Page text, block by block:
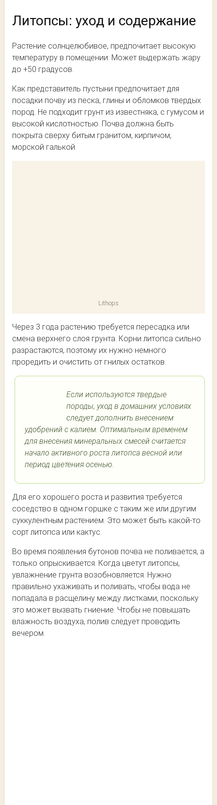
Литопсы: уход и содержание
Растение солнцелюбивое, предпочитает высокую
температуру в помещении. Может выдержать жару
до +50 градусов.
Как представитель пустыни предпочитает для
посадки почву из песка, глины и обломков твердых
пород. Не подходит грунт из известняка, с гумусом и
высокой кислотностью. Почва должна быть
покрыта сверху битым гранитом, кирпичом,
морской галькой.
Lithops
Через 3 года растению требуется пересадка или
смена верхнего слоя грунта. Корни литопса сильно
разрастаются, поэтому их нужно немного
проредить и очистить от гнилых остатков.
Если используются твердые
породы, уход в домашних условиях
следует дополнить внесением
удобрений с калием. Оптимальным временем
для внесения минеральных смесей считается
начало активного роста литопса весной или
период цветения осенью.
Для его хорошего роста и развития требуется
соседство в одном горшке с таким же или другим
суккулентным растением. Это может быть какой-то
сорт литопса или кактус.
Во время появления бутонов почва не поливается, а
только опрыскивается. Когда цветут литопсы,
увлажнение грунта возобновляется. Нужно
правильно ухаживать и поливать, чтобы вода не
попадала в расщелину между листками, поскольку
это может вызвать гниение. Чтобы не повышать
влажность воздуха, полив следует проводить
вечером.